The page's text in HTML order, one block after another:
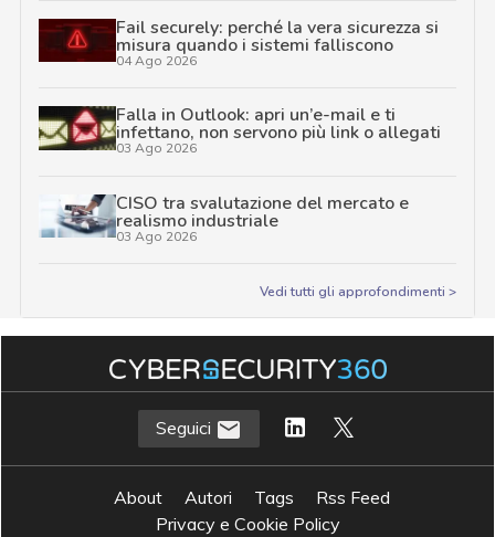
Fail securely: perché la vera sicurezza si
misura quando i sistemi falliscono
04 Ago 2026
Falla in Outlook: apri un’e-mail e ti
infettano, non servono più link o allegati
03 Ago 2026
CISO tra svalutazione del mercato e
realismo industriale
03 Ago 2026
Vedi tutti gli approfondimenti >
Seguici
About Autori Tags
Rss Feed
Privacy e Cookie Policy